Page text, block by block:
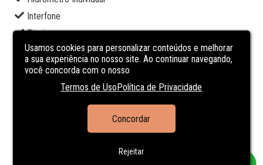
Interfone
Piscina
Piscina privativa
Playground
Portaria 24h
Usamos cookies para personalizar conteúdos e melhorar
a sua experiência no nosso site. Ao continuar navegando,
você concorda com o nosso
Termos de UsoPolítica de Privacidade
Concordar
Rejeitar